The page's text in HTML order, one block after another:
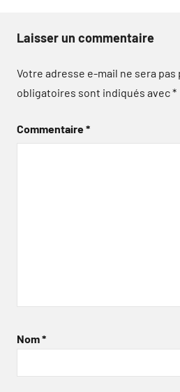
Laisser un commentaire
Votre adresse e-mail ne sera pas
obligatoires sont indiqués avec*
Commentaire*
Nom*